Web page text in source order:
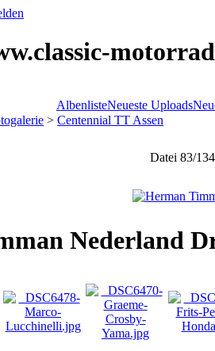
AlbenlisteNeueste Uploads
> Centennial TT Assen
Datei 83/134
Nederland